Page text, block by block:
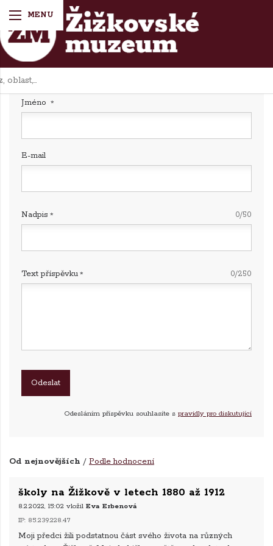
Diskuze k tématu:
Razítko státního gymnázia v
Žižkově
Jméno
E-mail
Nadpis 0/50
Text příspěvku 0/250
Odesláním příspěvku souhlasíte s pravidly pro diskutující
Od nejnovějších / Podle hodnocení
školy na Žižkově v letech 1880 až 1912
8.2.2022, 15:02 vložil Eva Erbenová
IP: 85.239.228.47
Moji předci žili podstatnou část svého života na různých